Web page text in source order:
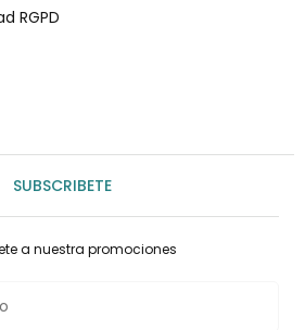
RGPD
SUBSCRIBETE
a nuestra promociones